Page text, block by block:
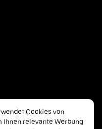
Cookies von
Ihnen relevante Werbung